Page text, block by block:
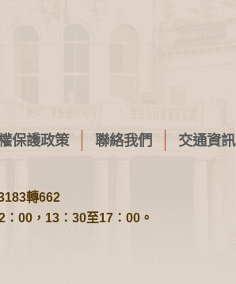
保護政策 聯絡我們 交通資訊
轉662
00，13：30至17：00。